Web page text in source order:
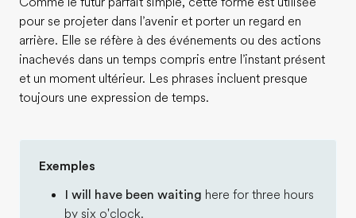
pour se projeter dans l’avenir et porter un regard en
arrière. Elle se réfère à des événements ou des actions
inachevés dans un temps compris entre l’instant présent
et un moment ultérieur. Les phrases incluent presque
toujours une expression de temps.
Exemples
I will have been waiting here for three hours
by six o'clock.